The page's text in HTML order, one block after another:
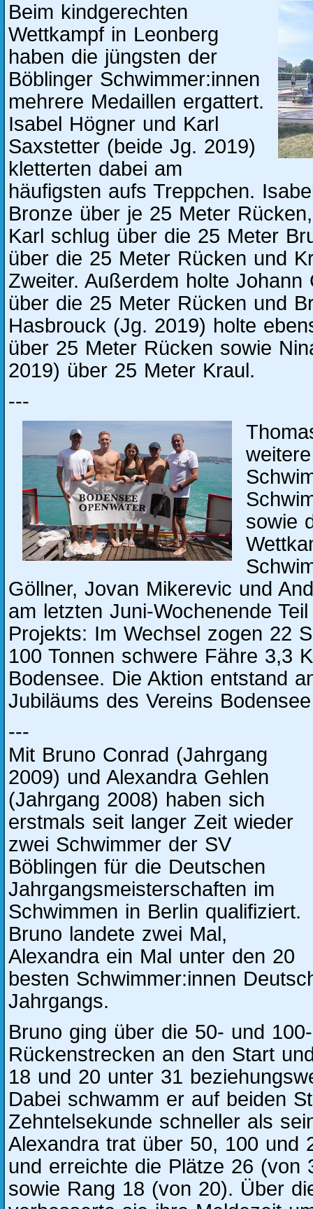
Beim kindgerechten
Wettkampf in Leonberg
haben die jüngsten der
Böblinger Schwimmer:innen
mehrere Medaillen ergattert.
Isabel Högner und Karl
Saxstetter (beide Jg. 2019)
kletterten dabei am
häufigsten aufs Treppchen.
Bronze über je 25 Meter
Karl schlug über die 25 Meter
über die 25 Meter Rücken und
Zweiter. Außerdem holte
über die 25 Meter Rücken und
Hasbrouck (Jg. 2019) holte
über 25 Meter Rücken sowie
2019) über 25 Meter Kraul.
---
sowie
Göllner, Jovan Mikerevic und
am letzten Juni-Wochenende
Projekts: Im Wechsel zogen 22
100 Tonnen schwere Fähre 3,3
Bodensee. Die Aktion entstand
Jubiläums des Vereins
---
Mit Bruno Conrad (Jahrgang
2009) und Alexandra Gehlen
(Jahrgang 2008) haben sich
erstmals seit langer Zeit wieder
zwei Schwimmer der SV
Böblingen für die Deutschen
Jahrgangsmeisterschaften im
Schwimmen in Berlin qualifiziert.
Bruno landete zwei Mal,
Alexandra ein Mal unter den 20
besten Schwimmer:innen
Jahrgangs.
Bruno ging über die 50- und
Rückenstrecken an den Start
18 und 20 unter 31
Dabei schwamm er auf beiden
Zehntelsekunde schneller als
Alexandra trat über 50, 100 und
und erreichte die Plätze 26 (von
sowie Rang 18 (von 20). Über